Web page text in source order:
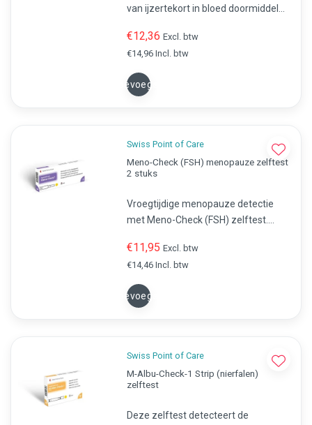
van ijzertekort in bloed doormiddel
beschikbaar binnen 10 minuten.
€12,36 Excl. btw
€14,96 Incl. btw
Toevoegen
Swiss Point of Care
Meno-Check (FSH) menopauze zelftest
2 stuks
Vroegtijdige menopauze detectie
met Meno-Check (FSH) zelftest.
inzicht in hormonale veranderingen.
€11,95 Excl. btw
€14,46 Incl. btw
Toevoegen
Swiss Point of Care
M-Albu-Check-1 Strip (nierfalen)
zelftest
Deze zelftest detecteert de